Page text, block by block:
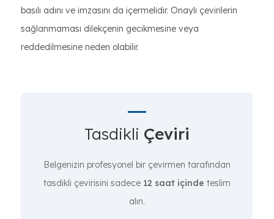
basılı adını ve imzasını da içermelidir. Onaylı çevirilerin
sağlanmaması dilekçenin gecikmesine veya
reddedilmesine neden olabilir.
Tasdikli Çeviri
Belgenizin profesyonel bir çevirmen tarafından
tasdikli çevirisini sadece 12 saat içinde teslim
alın.